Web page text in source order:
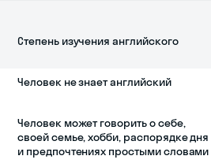
Степень изучения английского
Человек не знает английский
Человек может говорить о себе,
своей семье, хобби, распорядке дня
и предпочтениях простыми словами